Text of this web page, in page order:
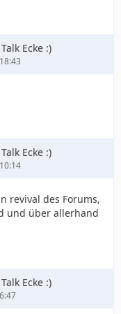
Ecke :)
Ecke :)
revival des Forums,
und über allerhand
Ecke :)